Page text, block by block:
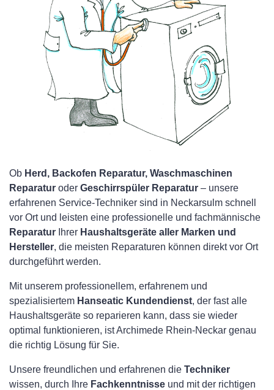
Ob Herd, Backofen Reparatur, Waschmaschinen
Reparatur oder Geschirrspüler Reparatur – unsere
erfahrenen Service-Techniker sind in Neckarsulm schnell
vor Ort und leisten eine professionelle und fachmännische
Reparatur Ihrer Haushaltsgeräte aller Marken und
Hersteller, die meisten Reparaturen können direkt vor Ort
durchgeführt werden.
Mit unserem professionellem, erfahrenem und
spezialisiertem Hanseatic Kundendienst, der fast alle
Haushaltsgeräte so reparieren kann, dass sie wieder
optimal funktionieren, ist Archimede Rhein-Neckar genau
die richtig Lösung für Sie.
Unsere freundlichen und erfahrenen die Techniker
wissen, durch Ihre Fachkenntnisse und mit der richtigen